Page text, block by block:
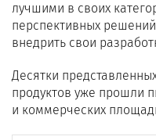
лучшими в своих
перспективных
внедрить свои
Десятки
продуктов уже прошли
и коммерческих